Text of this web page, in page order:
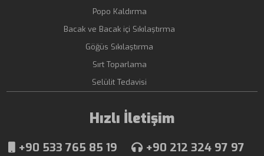
Popo Kaldırma
Bacak ve Bacak içi Sıkılaştırma
Göğüs Sıkılaştırma
Sırt Toparlama
Selülit Tedavisi
Hızlı İletişim
+90 533 765 85 19 +90 212 324 97 97